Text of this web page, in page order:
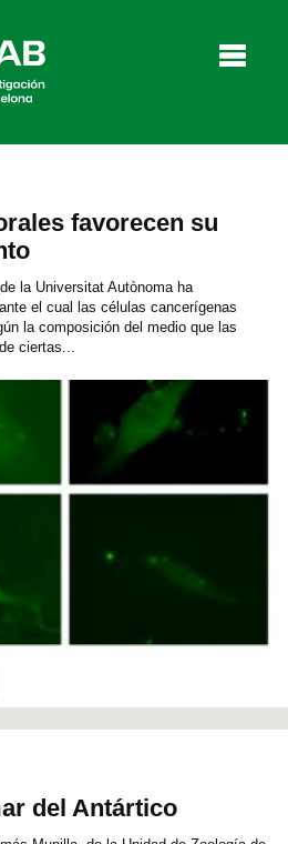
favorecen su
la Universitat Autònoma ha
el cual las células cancerígenas
la composición del medio que las
ciertas...
del Antártico